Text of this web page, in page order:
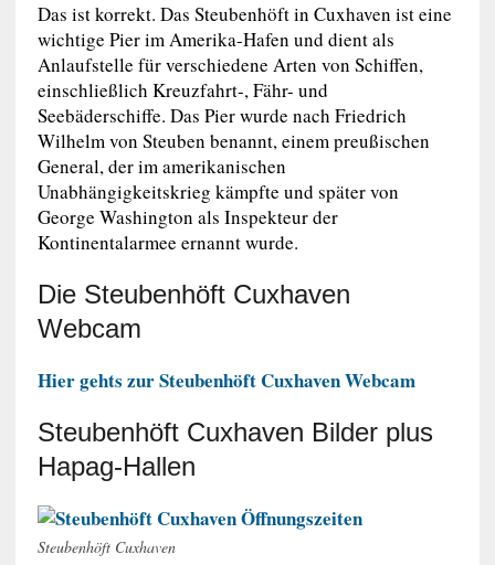
Das ist korrekt. Das Steubenhöft in Cuxhaven ist eine
wichtige Pier im Amerika-Hafen und dient als
Anlaufstelle für verschiedene Arten von Schiffen,
einschließlich Kreuzfahrt-, Fähr- und
Seebäderschiffe. Das Pier wurde nach Friedrich
Wilhelm von Steuben benannt, einem preußischen
General, der im amerikanischen
Unabhängigkeitskrieg kämpfte und später von
George Washington als Inspekteur der
Kontinentalarmee ernannt wurde.
Die Steubenhöft Cuxhaven
Webcam
Hier gehts zur Steubenhöft Cuxhaven Webcam
Steubenhöft Cuxhaven Bilder plus
Hapag-Hallen
Steubenhöft Cuxhaven